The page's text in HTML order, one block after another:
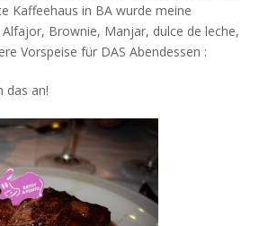
Kaffeehaus in BA wurde meine
Brownie, Manjar, dulce de leche,
Vorspeise für DAS Abendessen :
das an!